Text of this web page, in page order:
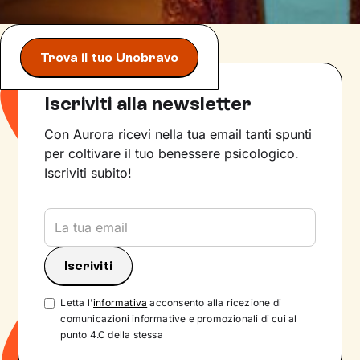
Trova il tuo Unobravo
Iscriviti alla newsletter
Con Aurora ricevi nella tua email tanti spunti
per coltivare il tuo benessere psicologico.
Iscriviti subito!
Letta l'informativa acconsento alla ricezione di
comunicazioni informative e promozionali di cui al
punto 4.C della stessa